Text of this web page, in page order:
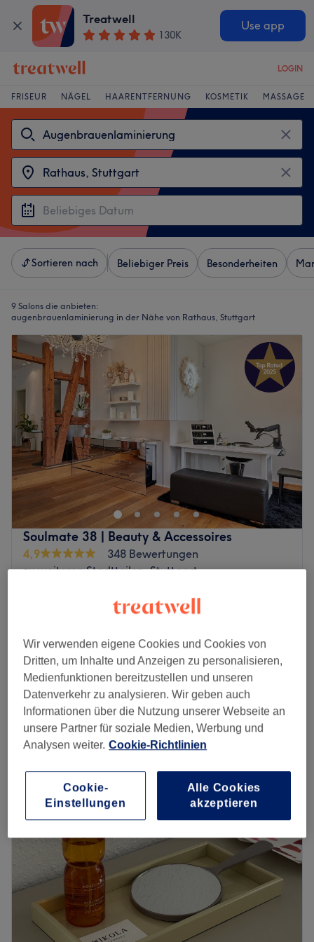
Treatwell
130K
Use app
LOGIN
FRISEUR NÄGEL HAARENTFERNUNG KOSMETIK MASSAGE
Sortieren nach Beliebiger Preis Besonderheiten
9 Salons die anbieten:
augenbrauenlaminierung in der Nähe von Rathaus, Stuttgart
Soulmate 38 | Beauty & Accessoires
4,9
348 Bewertungen
zu weiteren Stadtteilen, Stuttgart
Two Souls one Love - 2 Personen Brow Lifting
Augenbrauenlaminierung Neukunde
30 Min.
79 €
Brow Lifting Neukunde
30 Min.
Schnellansicht Saloninfos
Dienstag
07:45–19:00
Mittwoch
07:45–18:00
Donnerstag
09:00–15:00
Samstag
10:00 –15:00
Sonntag
Geschlossen
Soulmate 38 | Beauty & Accessoires
ist ein stilvoller
Kosmetiksalon in Stuttgart, der Schönheit und Lifestyle
vereint. Inhaberin Sue Ulmer bietet eine breite Palette an
Wir verwenden eigene Cookies und Cookies von
Dritten, um Inhalte und Anzeigen zu personalisieren,
Medienfunktionen bereitzustellen und unseren
Datenverkehr zu analysieren. Wir geben auch
Informationen über die Nutzung unserer Webseite an
unsere Partner für soziale Medien, Werbung und
Analysen weiter. Cookie-Richtlinien
Cookie-
Einstellungen
Alle Cookies
akzeptieren